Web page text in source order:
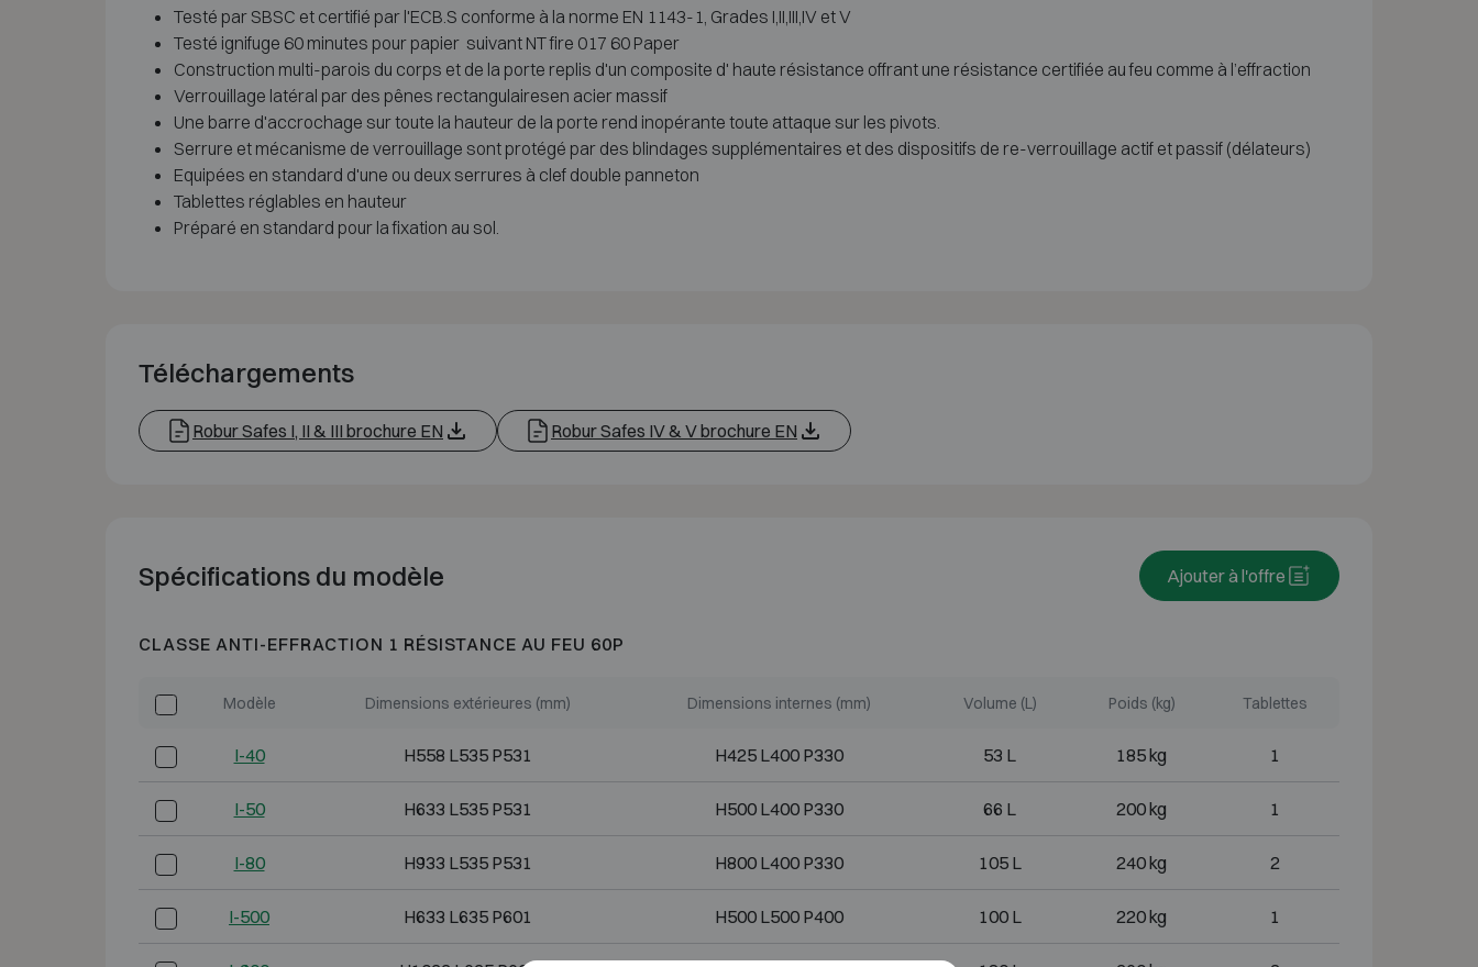
Testé par SBSC et certifié par l'ECB.S conforme à la norme EN 1143-1, Grades I,II,III,IV et V
Testé ignifuge 60 minutes pour papier suivant NT fire 017 60 Paper
Construction multi-parois du corps et de la porte replis d'un composite d' haute résistance offrant une résistance certifiée au feu comme à l’effraction
Verrouillage latéral par des pênes rectangulairesen acier massif
Une barre d'accrochage sur toute la hauteur de la porte rend inopérante toute attaque sur les pivots.
Serrure et mécanisme de verrouillage sont protégé par des blindages supplémentaires et des dispositifs de re-verrouillage actif et passif (délateurs)
Equipées en standard d'une ou deux serrures à clef double panneton
Tablettes réglables en hauteur
Préparé en standard pour la fixation au sol.
Téléchargements
Robur Safes I, II & III brochure EN Robur Safes IV & V brochure EN
Spécifications du modèle Ajouter à l'offre
CLASSE ANTI-EFFRACTION 1 RÉSISTANCE AU FEU 60P
Modèle Dimensions extérieures (mm) Dimensions internes (mm) Volume (L) Poids (kg) Tablettes
I-40 H558 L535 P531 H425 L400 P330 53 L 185 kg 1
I-50 H633 L535 P531 H500 L400 P330 66 L 200 kg 1
I-80 H933 L535 P531 H800 L400 P330 105 L 240 kg 2
I-500 H633 L635 P601 H500 L500 P400 100 L 220 kg 1